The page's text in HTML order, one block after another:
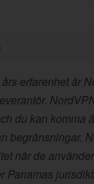
erfarenhet är
du kan komma
begränsningar.
när de
Panamas